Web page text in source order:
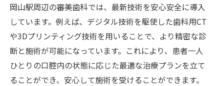
岡山駅周辺の審美歯科では、最新技術を安心安全に導入
しています。例えば、デジタル技術を駆使した歯科用CT
や3Dプリンティング技術を用いることで、より精密な診
断と施術が可能になっています。これにより、患者一人
ひとりの口腔内の状態に応じた最適な治療プランを立て
ることができ、安心して施術を受けることができます。